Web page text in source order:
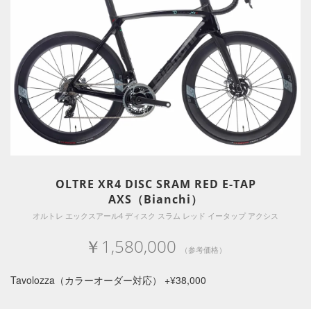
OLTRE XR4 DISC SRAM RED E-TAP
AXS（Bianchi）
オルトレ エックスアール4 ディスク スラム レッド イータップ アクシス
￥1,580,000 （参考価格）
Tavolozza（カラーオーダー対応） +¥38,000